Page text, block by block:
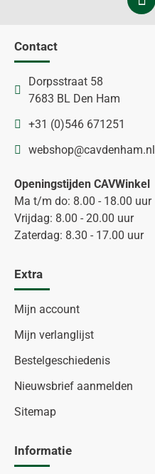
Contact
Dorpsstraat 58
7683 BL Den Ham
+31 (0)546 671251
webshop@cavdenham.nl
Openingstijden CAVWinkel
Ma t/m do: 8.00 - 18.00 uur
Vrijdag: 8.00 - 20.00 uur
Zaterdag: 8.30 - 17.00 uur
Extra
Mijn account
Mijn verlanglijst
Bestelgeschiedenis
Nieuwsbrief aanmelden
Sitemap
Informatie